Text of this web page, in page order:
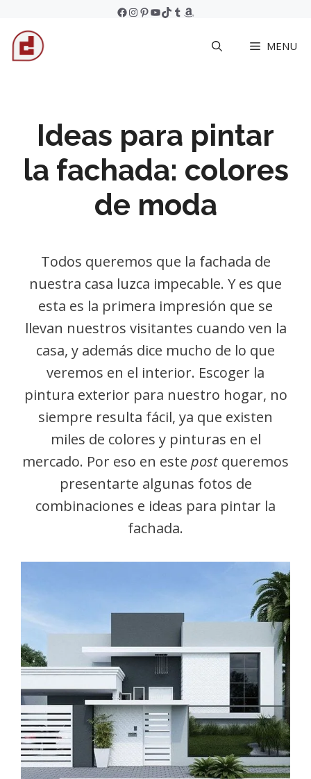
content
Facebook
Instagram
Pinterest
YouTube
TikTok
Tumblr
Amazon
MENU
Ideas para pintar
la fachada: colores
de moda
Todos queremos que la fachada de
nuestra casa luzca impecable. Y es que
esta es la primera impresión que se
llevan nuestros visitantes cuando ven la
casa, y además dice mucho de lo que
veremos en el interior. Escoger la
pintura exterior para nuestro hogar, no
siempre resulta fácil, ya que existen
miles de colores y pinturas en el
mercado. Por eso en este post queremos
presentarte algunas fotos de
combinaciones e ideas para pintar la
fachada.